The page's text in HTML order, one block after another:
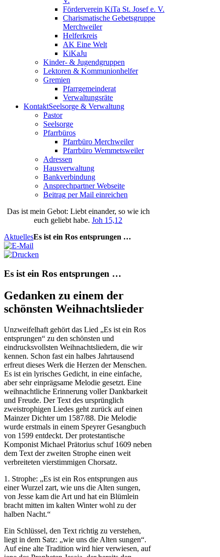
Förderverein KiTa St. Josef e. V.
Charismatische Gebetsgruppe
Merchweiler
Helferkreis
AK Eine Welt
KiKaJu
Kinder- & Jugendgruppen
Lektoren & Kommunionhelfer
Gremien
Pfarrgemeinderat
Verwaltungsräte
KontaktSeelsorge & Verwaltung
Pastor
Seelsorge
Pfarrbüros
Pfarrbüro Merchweiler
Pfarrbüro Wemmetsweiler
Adressen
Hausverwaltung
Bankverbindung
Ansprechpartner Webseite
Beitrag per Mail einreichen
Das ist mein Gebot: Liebt einander, so wie ich
euch geliebt habe.Joh 15,12
AktuellesEs ist ein Ros entsprungen …
Es ist ein Ros entsprungen …
Gedanken zu einem der
schönsten Weihnachtslieder
Unzweifelhaft gehört das Lied „Es ist ein Ros
entsprungen“ zu den schönsten und
eindrucksvollsten Weihnachtsliedern, die wir
kennen. Schon fast ein halbes Jahrtausend
erfreut dieses Werk die Herzen der Menschen.
Es ist ein lyrisches Gedicht, in eine einfache,
aber sehr einprägsame Melodie gesetzt. Eine
weihnachtliche Erinnerung voller Dankbarkeit
und Freude. Der Text des ursprünglich
zweistrophigen Liedes geht zurück auf einen
Mainzer Dichter um 1587/88. Die Melodie
wurde erstmals in einem Speyrer Gesangbuch
von 1599 entdeckt. Der protestantische
Komponist Michael Prätorius schuf 1609 neben
dem Text der zweiten Strophe einen weit
verbreiteten vierstimmigen Chorsatz.
1. Strophe: „Es ist ein Ros entsprungen aus
einer Wurzel zart, wie uns die Alten sungen,
von Jesse kam die Art und hat ein Blümlein
bracht mitten im kalten Winter wohl zu der
halben Nacht.“
Ein Schlüssel, den Text richtig zu verstehen,
liegt in dem Satz: „wie uns die Alten sungen“.
Auf eine alte Tradition wird hier verwiesen, auf